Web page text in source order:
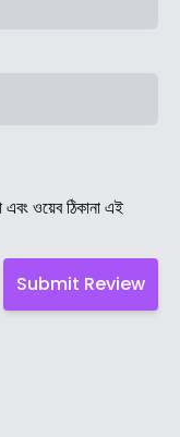
এবং ওয়েব ঠিকানা এই